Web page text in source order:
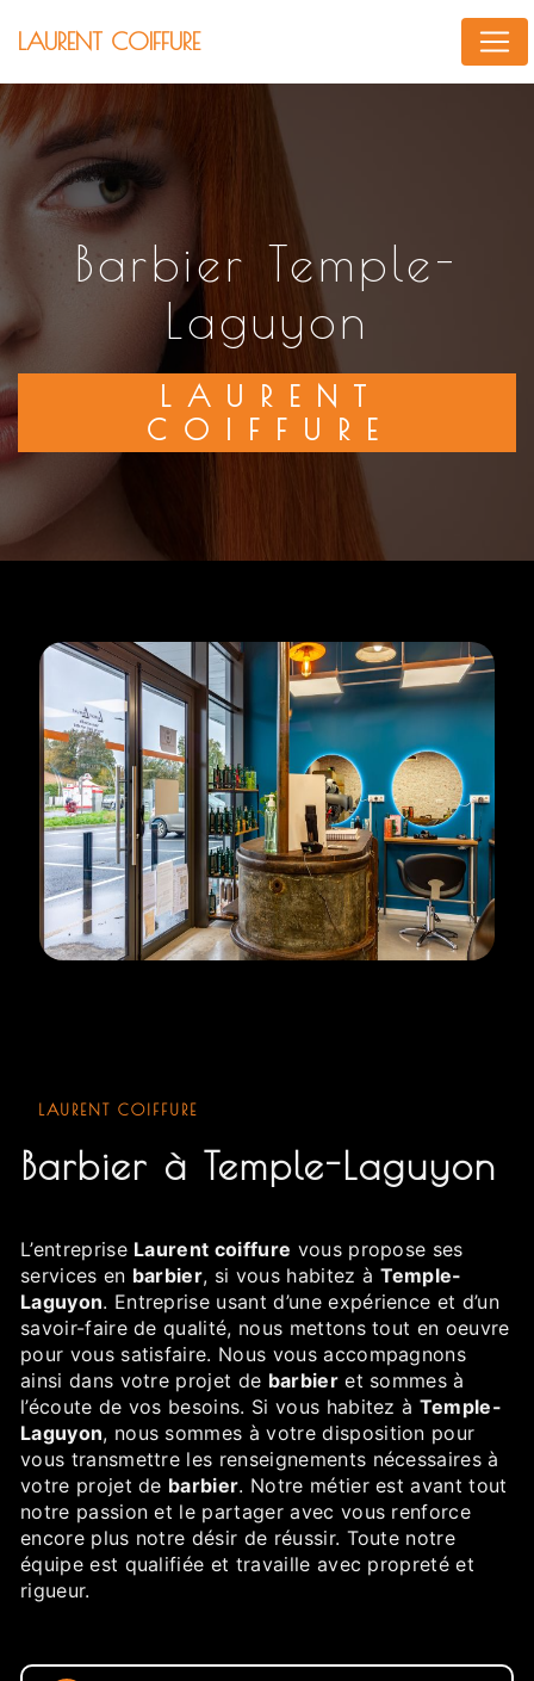
LAURENT COIFFURE
barbier Temple-
Laguyon
LAURENT
COIFFURE
LAURENT COIFFURE
barbier à Temple-Laguyon
L’entreprise Laurent coiffure vous propose ses
services en barbier, si vous habitez à Temple-
Laguyon. Entreprise usant d’une expérience et d’un
savoir-faire de qualité, nous mettons tout en oeuvre
pour vous satisfaire. Nous vous accompagnons
ainsi dans votre projet de barbieret sommes à
l’écoute de vos besoins. Si vous habitez à Temple-
Laguyon, nous sommes à votre disposition pour
vous transmettre les renseignements nécessaires à
votre projet de barbier. Notre métier est avant tout
notre passion et le partager avec vous renforce
encore plus notre désir de réussir. Toute notre
équipe est qualifiée et travaille avec propreté et
rigueur.